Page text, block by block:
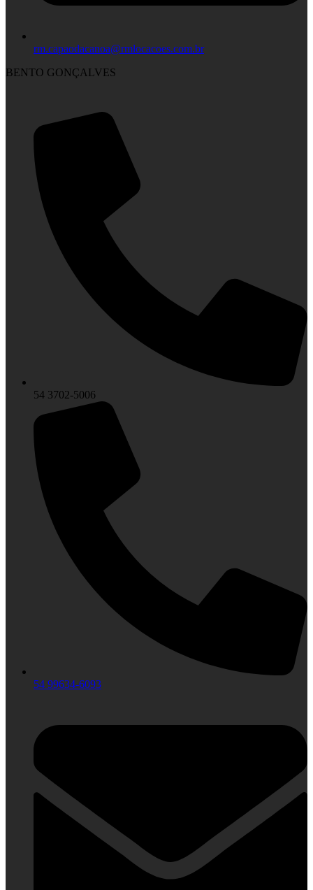
rm.capaodacanoa@rmlocacoes.com.br
BENTO GONÇALVES
54 3702-5006
54 99634‑6093‬